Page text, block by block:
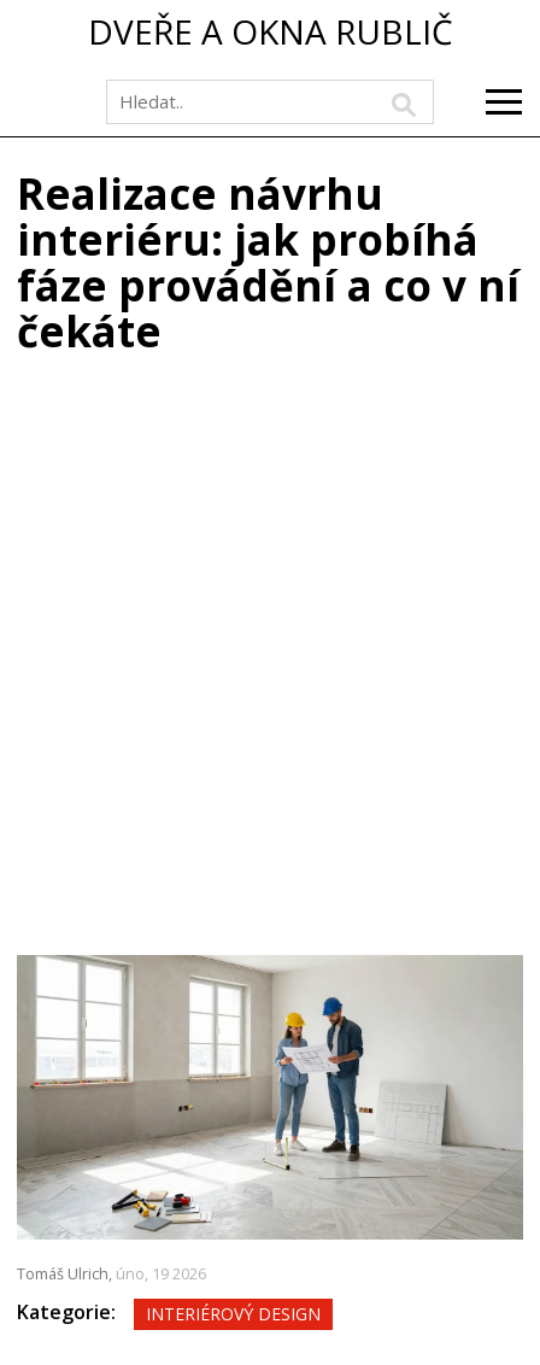
DVEŘE A OKNA RUBLIČ
Realizace návrhu
interiéru: jak probíhá
fáze provádění a co v ní
čekáte
Tomáš Ulrich, úno, 19 2026
Kategorie: INTERIÉROVÝ DESIGN